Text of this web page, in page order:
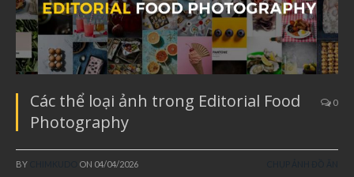
Các thể loại ảnh trong Editorial Food
Photography
0
BY ON 04/04/2026